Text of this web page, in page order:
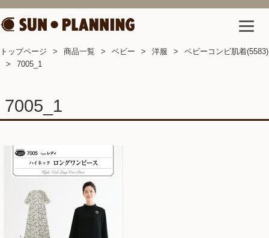
トップページ 商品一覧 ベビー 洋服
ベビーコンビ肌着(5583)
7005_1
7005_1